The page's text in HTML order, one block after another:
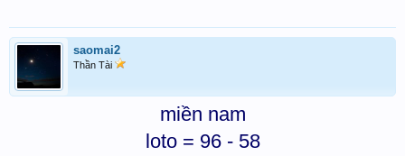
saomai2
Thần Tài
miền nam
loto = 96 - 58